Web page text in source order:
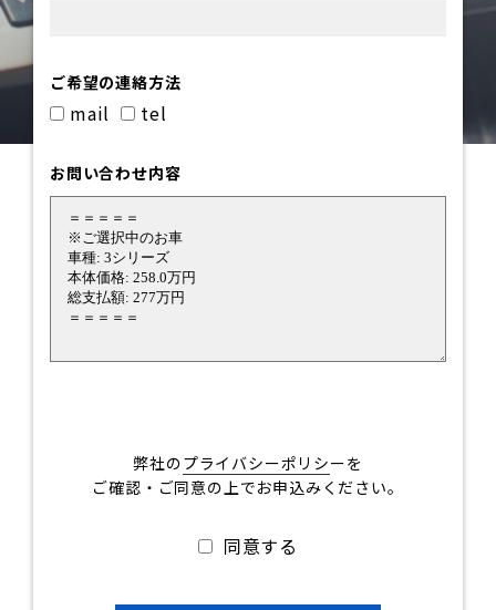
ご希望の連絡方法
mail tel
お問い合わせ内容
弊社のプライバシーポリシーを
ご確認・ご同意の上でお申込みください。
同意する